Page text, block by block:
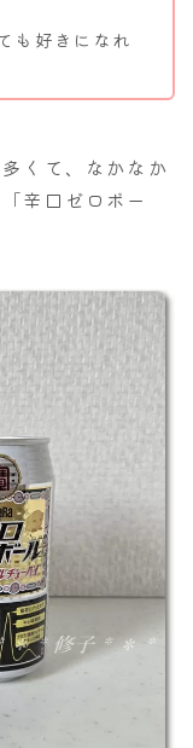
も好きになれ
くて、なかなか
辛口ゼロボー